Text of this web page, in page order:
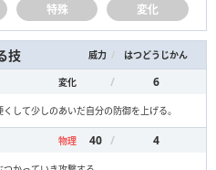
特殊 変化
技 威力 / はつどうじかん
変化 / 6
して少しのあいだ自分の防御を上げる。
物理 40 / 4